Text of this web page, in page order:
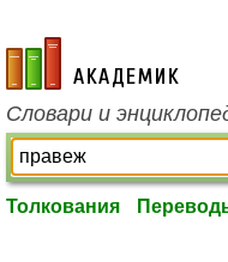
academic.ru
Словари и
Толкования